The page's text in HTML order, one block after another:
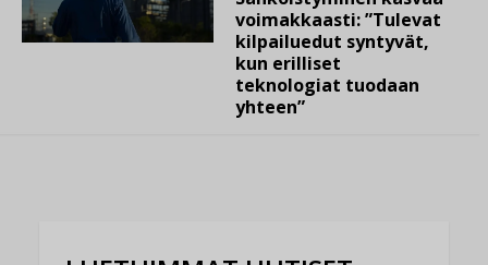
voimakkaasti: ”Tulevat
kilpailuedut syntyvät,
kun erilliset
teknologiat tuodaan
yhteen”